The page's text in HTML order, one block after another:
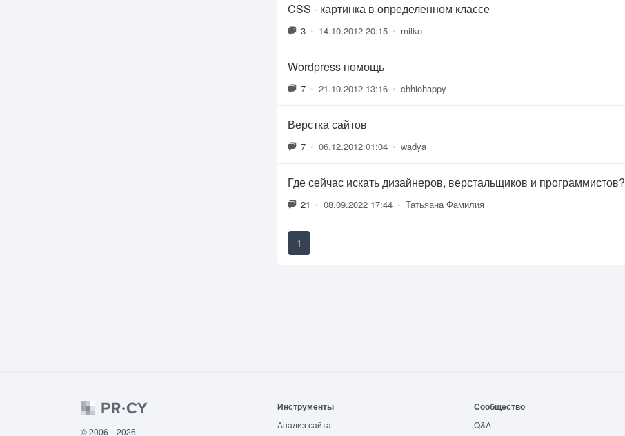
CSS - картинка в определенном классе
3 • 14.10.2012 20:15 • milko
Wordpress помощь
7 • 21.10.2012 13:16 • chhiohappy
Верстка сайтов
7 • 06.12.2012 01:04 • wadya
Где сейчас искать дизайнеров, верстальщиков и программистов?
21 • 08.09.2022 17:44 • Татьяана Фамилия
1
© 2006—2026
Инструменты
Анализ сайта
Сообщество
Q&A